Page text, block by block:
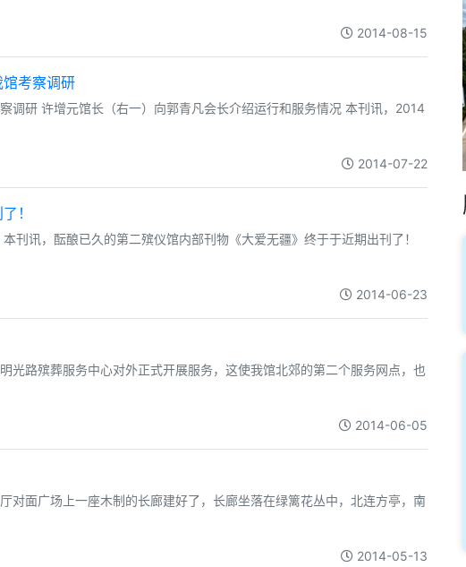
2014-08-15
考察调研
调研 许增元馆长（右一）向郭青凡会长介绍运行和服务情况 本刊讯，2014
2014-07-22
！
刊讯，酝酿已久的第二殡仪馆内部刊物《大爱无疆》终于于近期出刊了！
2014-06-23
光路殡葬服务中心对外正式开展服务，这使我馆北郊的第二个服务网点，也
2014-06-05
对面广场上一座木制的长廊建好了，长廊坐落在绿篱花丛中，北连方亭，南
2014-05-13